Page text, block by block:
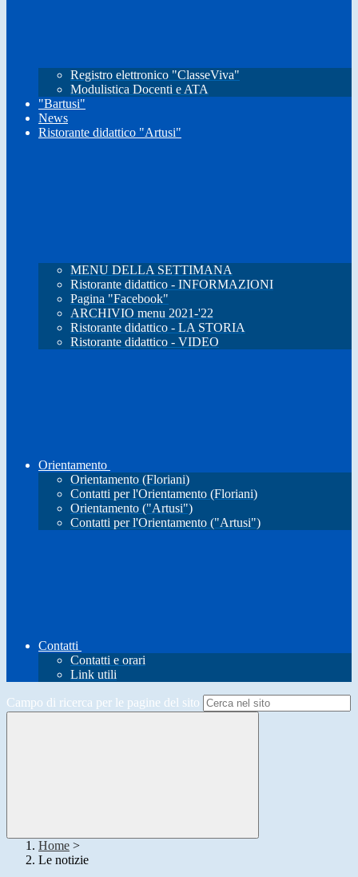
Registro elettronico "ClasseViva"
Modulistica Docenti e ATA
"Bartusi"
News
Ristorante didattico "Artusi"
MENU DELLA SETTIMANA
Ristorante didattico - INFORMAZIONI
Pagina "Facebook"
ARCHIVIO menu 2021-'22
Ristorante didattico - LA STORIA
Ristorante didattico - VIDEO
Orientamento
Orientamento (Floriani)
Contatti per l'Orientamento (Floriani)
Orientamento ("Artusi")
Contatti per l'Orientamento ("Artusi")
Contatti
Contatti e orari
Link utili
Campo di ricerca per le pagine del sito
Home >
Le notizie